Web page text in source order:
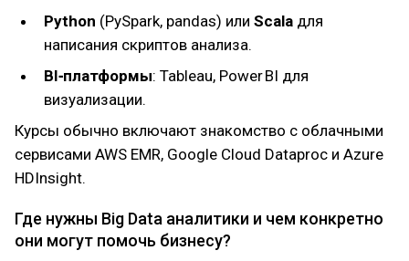
Python (PySpark, pandas) или Scala для
написания скриптов анализа.
BI‑платформы: Tableau, Power BI для
визуализации.
Курсы обычно включают знакомство с облачными
сервисами AWS EMR, Google Cloud Dataproc и Azure
HDInsight.
Где нужны Big Data аналитики и чем конкретно
они могут помочь бизнесу?